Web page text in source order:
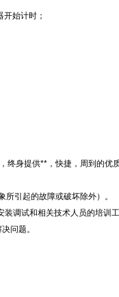
始计时；
终身提供**，快捷，周到的优
引起的故障或破坏除外）。
装调试和相关技术人员的培训
问题。